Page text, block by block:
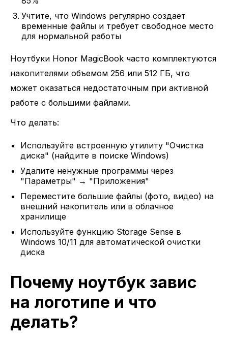
Учтите, что Windows регулярно создает
временные файлы и требует свободное место
для нормальной работы
Ноутбуки Honor MagicBook часто комплектуются
накопителями объемом 256 или 512 ГБ, что
может оказаться недостаточным при активной
работе с большими файлами.
Что делать:
Используйте встроенную утилиту "Очистка
диска" (найдите в поиске Windows)
Удалите ненужные программы через
"Параметры" → "Приложения"
Переместите большие файлы (фото, видео) на
внешний накопитель или в облачное
хранилище
Используйте функцию Storage Sense в
Windows 10/11 для автоматической очистки
диска
Почему ноутбук завис
на логотипе и что
делать?